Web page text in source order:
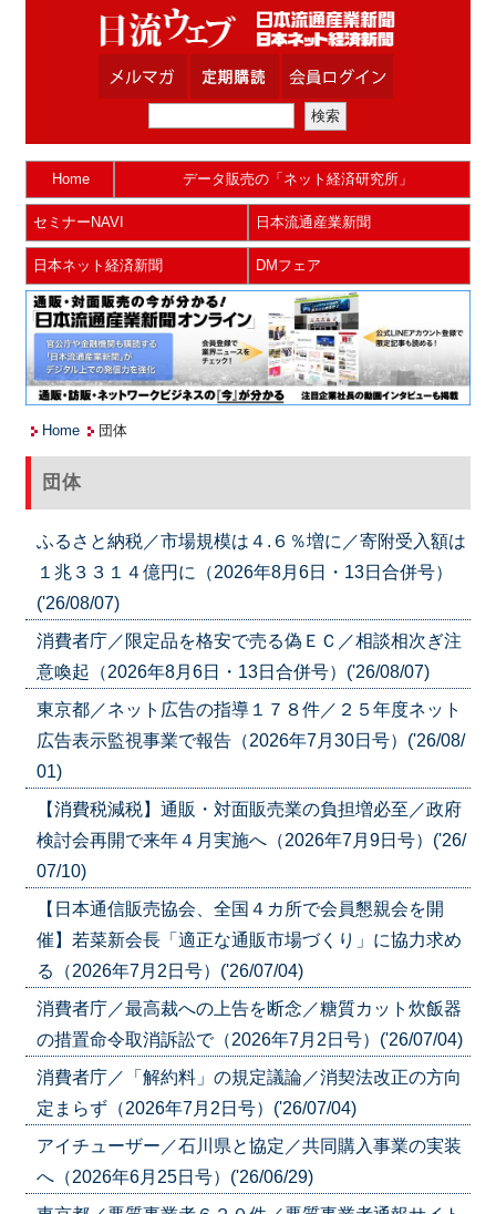
Home データ販売の「ネット経済研究所」
セミナーNAVI 日本流通産業新聞
日本ネット経済新聞 DMフェア
Home 団体
団体
ふるさと納税／市場規模は４.６％増に／寄附受入額は
１兆３３１４億円に（2026年8月6日・13日合併号）
('26/08/07)
消費者庁／限定品を格安で売る偽ＥＣ／相談相次ぎ注
意喚起（2026年8月6日・13日合併号）('26/08/07)
東京都／ネット広告の指導１７８件／２５年度ネット
広告表示監視事業で報告（2026年7月30日号）('26/08/
01)
【消費税減税】通販・対面販売業の負担増必至／政府
検討会再開で来年４月実施へ（2026年7月9日号）('26/
07/10)
【日本通信販売協会、全国４カ所で会員懇親会を開
催】若菜新会長「適正な通販市場づくり」に協力求め
る（2026年7月2日号）('26/07/04)
消費者庁／最高裁への上告を断念／糖質カット炊飯器
の措置命令取消訴訟で（2026年7月2日号）('26/07/04)
消費者庁／「解約料」の規定議論／消契法改正の方向
定まらず（2026年7月2日号）('26/07/04)
アイチューザー／石川県と協定／共同購入事業の実装
へ（2026年6月25日号）('26/06/29)